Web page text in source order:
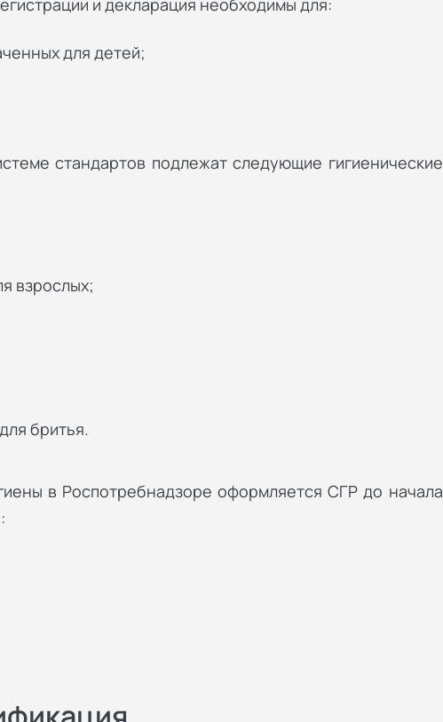
и декларация необходимы для:
для детей;
стандартов подлежат следующие гигиенические
взрослых;
бритья.
в Роспотребнадзоре оформляется СГР до начала